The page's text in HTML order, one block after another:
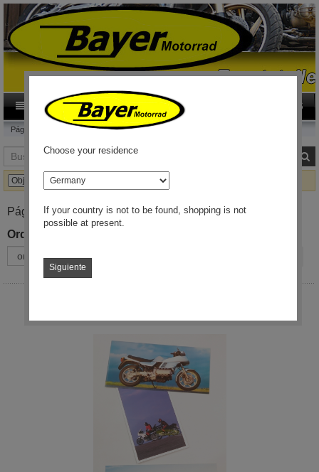
Category ES
Página de inicio Esto y aquello Accesorios
Buscar
Páginas: 1 / 1
Ordenar por:
Choose your residence
país
If your country is not to be found, shopping is not
possible at present.
Siguiente